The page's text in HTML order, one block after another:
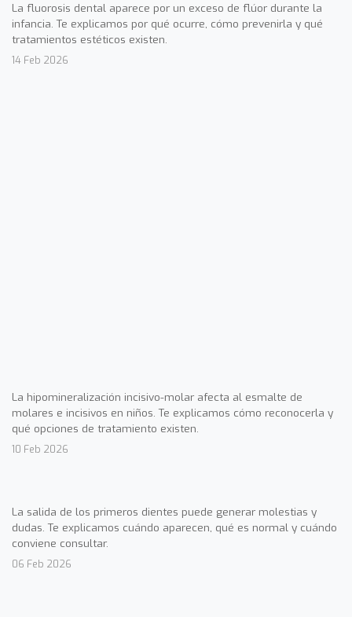
La fluorosis dental aparece por un exceso de flúor durante la
infancia. Te explicamos por qué ocurre, cómo prevenirla y qué
tratamientos estéticos existen.
14 Feb 2026
La hipomineralización incisivo-molar afecta al esmalte de
molares e incisivos en niños. Te explicamos cómo reconocerla y
qué opciones de tratamiento existen.
10 Feb 2026
La salida de los primeros dientes puede generar molestias y
dudas. Te explicamos cuándo aparecen, qué es normal y cuándo
conviene consultar.
06 Feb 2026